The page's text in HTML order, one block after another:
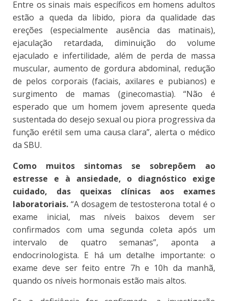
Entre os sinais mais específicos em homens adultos
estão a queda da libido, piora da qualidade das
ereções (especialmente ausência das matinais),
ejaculação retardada, diminuição do volume
ejaculado e infertilidade, além de perda de massa
muscular, aumento de gordura abdominal, redução
de pelos corporais (faciais, axilares e pubianos) e
surgimento de mamas (ginecomastia). “Não é
esperado que um homem jovem apresente queda
sustentada do desejo sexual ou piora progressiva da
função erétil sem uma causa clara”, alerta o médico
da SBU.
Como muitos sintomas se sobrepõem ao
estresse e à ansiedade, o diagnóstico exige
cuidado, das queixas clínicas aos exames
laboratoriais. “A dosagem de testosterona total é o
exame inicial, mas níveis baixos devem ser
confirmados com uma segunda coleta após um
intervalo de quatro semanas”, aponta a
endocrinologista. E há um detalhe importante: o
exame deve ser feito entre 7h e 10h da manhã,
quando os níveis hormonais estão mais altos.